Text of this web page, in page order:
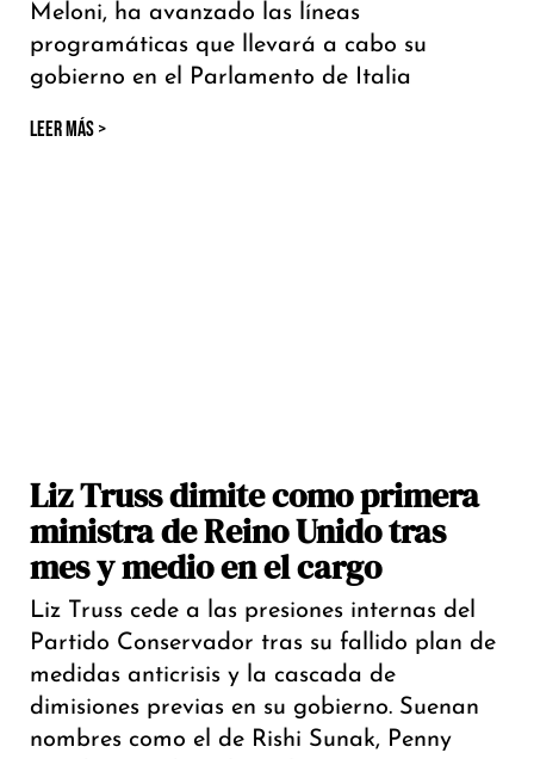
Meloni, ha avanzado las líneas
programáticas que llevará a cabo su
gobierno en el Parlamento de Italia
LEER MÁS >
Liz Truss dimite como primera
ministra de Reino Unido tras
mes y medio en el cargo
Liz Truss cede a las presiones internas del
Partido Conservador tras su fallido plan de
medidas anticrisis y la cascada de
dimisiones previas en su gobierno. Suenan
nombres como el de Rishi Sunak, Penny